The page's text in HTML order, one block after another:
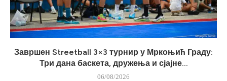
Завршен Streetball 3×3 турнир у Мркоњић Граду:
Три дана баскета, дружења и сјајне...
06/08/2026